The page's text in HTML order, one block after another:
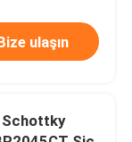
ulaşın
Schottky